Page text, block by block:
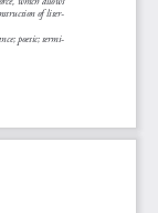
of liter-
poetic; termi-